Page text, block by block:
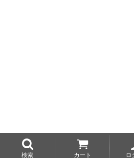
検索 カート ロ